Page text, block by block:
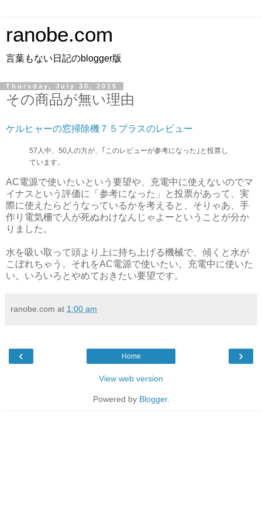
ranobe.com
言葉もない日記のblogger版
Thursday, July 30, 2015
その商品が無い理由
ケルヒャーの窓掃除機７５プラスのレビュー
57人中、50人の方が、｢このレビューが参考になった｣と投票し
ています。
AC電源で使いたいという要望や、充電中に使えないのでマ
イナスという評価に「参考になった」と投票があって、実
際に使えたらどうなっているかを考えると、そりゃあ、手
作り電気柵で人が死ぬわけなんじゃよーということが分か
りました。
水を吸い取って頭より上に持ち上げる機械で、傾くと水が
こぼれちゃう。それをAC電源で使いたい。充電中に使いた
い。いろいろとやめておきたい要望です。
ranobe.com at 1:00 am
‹ ›
Home
View web version
Powered by Blogger.